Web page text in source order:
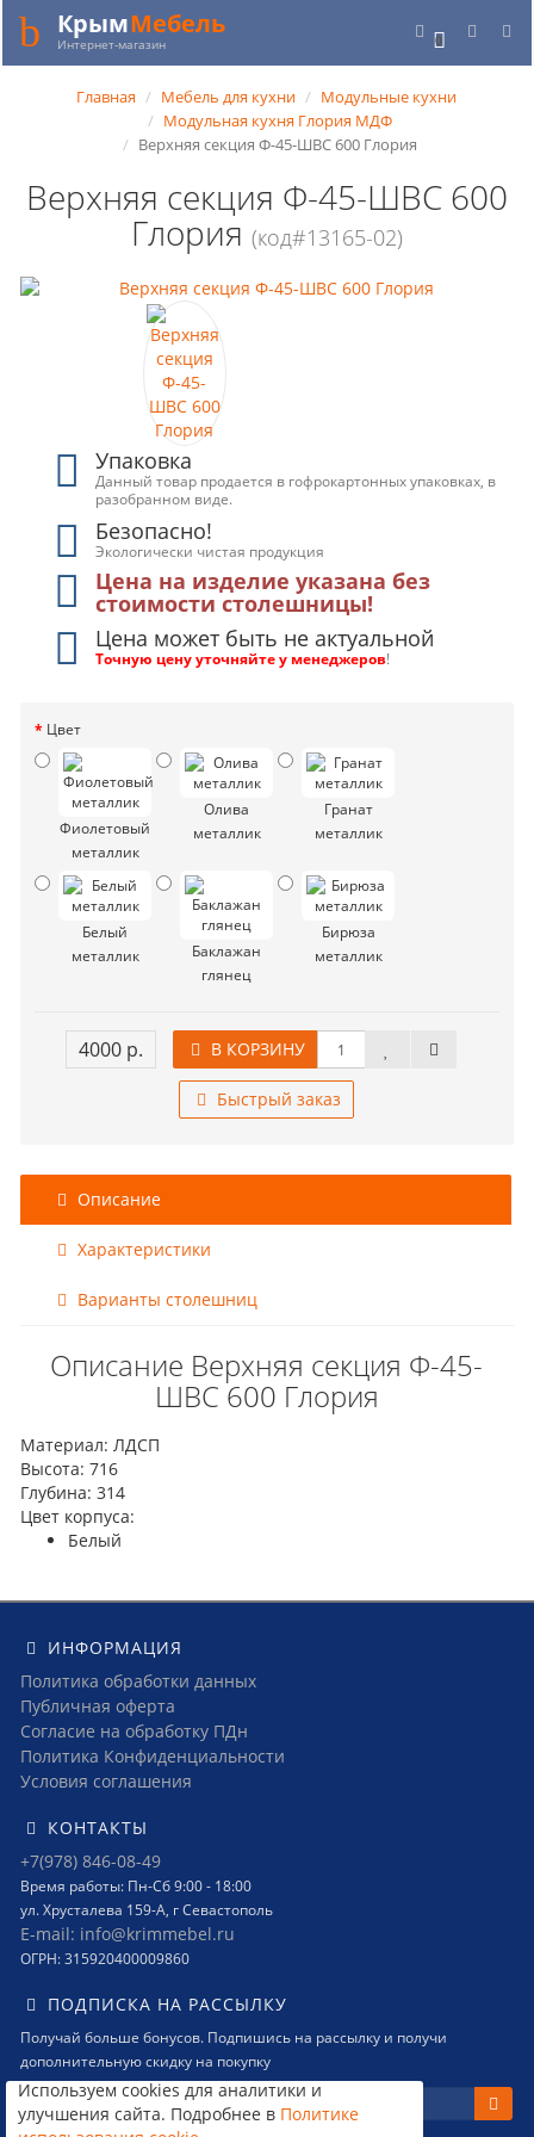
0
КрымМебель
Интернет-магазин
Главная Мебель для кухни
Модульные кухни
Модульная кухня Глория МДФ
Верхняя секция Ф-45-ШВС 600 Глория
Верхняя секция Ф-45-ШВС 600
Глория (код#13165-02)
Упаковка
Данный товар продается в гофрокартонных упаковках, в
разобранном виде.
Безопасно!
Экологически чистая продукция
Цена на изделие указана без
стоимости столешницы!
Цена может быть не актуальной
Точную цену уточняйте у менеджеров!
Цвет
Фиолетовый
металлик
Олива
металлик
Гранат
металлик
Белый
металлик
Баклажан
глянец
Бирюза
металлик
4000 р. В КОРЗИНУ
Быстрый заказ
Описание
Характеристики
Варианты столешниц
Описание Верхняя секция Ф-45-
ШВС 600 Глория
Материал: ЛДСП
Высота: 716
Глубина: 314
Цвет корпуса:
Белый
Используем cookies для аналитики и
улучшения сайта. Подробнее в Политике
ИНФОРМАЦИЯ
Политика обработки данных
Публичная оферта
Согласие на обработку ПДн
Политика Конфиденциальности
Условия соглашения
КОНТАКТЫ
+7(978) 846-08-49
Время работы: Пн-Сб 9:00 - 18:00
ул. Хрусталева 159-А, г Севастополь
E-mail: info@krimmebel.ru
ОГРН: 315920400009860
ПОДПИСКА НА РАССЫЛКУ
Получай больше бонусов. Подпишись на рассылку и получи
дополнительную скидку на покупку